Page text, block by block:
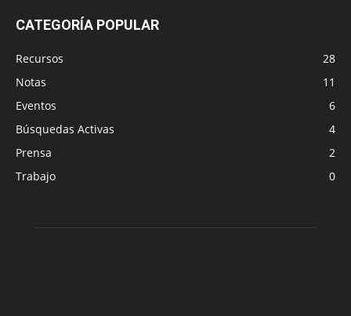
CATEGORÍA POPULAR
Recursos
28
Notas
11
Eventos
6
Búsquedas Activas
4
Prensa
2
Trabajo
0